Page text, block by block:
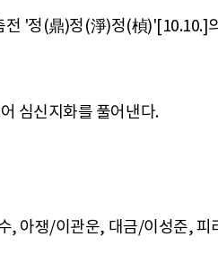
'정(鼎)정(淨)정(楨)'[10.10.]
신의 화답을 받아 영을 받들어 심신지화를 풀어낸다.